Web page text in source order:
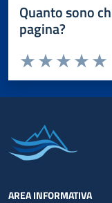
Quanto sono
pagina?
Valuta da 1 a 5 stelle la
Valuta
Valuta 3
Valuta 2 stelle
Valuta 1 stelle su 5
AREA INFORMATIVA